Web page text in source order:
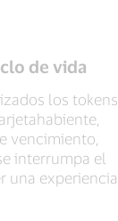
de vida
los tokens
vencimiento,
interrumpa el
una experiencia